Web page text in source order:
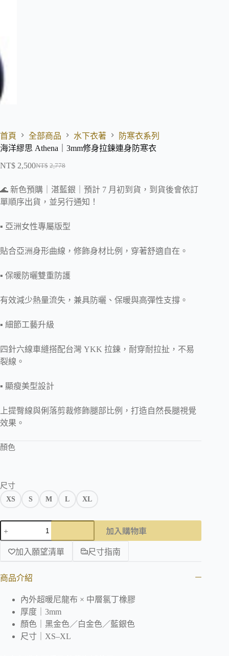
首頁 全部商品 水下衣著
防寒衣系列
海洋繆思 Athena｜3mm修身拉鍊連身防寒衣
NT$ 2,778
NT$ 2,500
🌊 新色預購｜湛藍銀｜ 預計 7 月初到貨， 到貨後會依訂
單順序出貨，並另行通知！
▪ 亞洲女性專屬版型
貼合亞洲身形曲線，修飾身材比例，穿著舒適自在。
▪ 保暖防曬雙重防護
有效減少熱量流失，兼具防曬、保暖與高彈性支撐。
▪ 細節工藝升級
四針六線車縫搭配台灣 YKK 拉鍊，耐穿耐拉扯，不易
裂線。
▪ 顯瘦美型設計
上提臀線與俐落剪裁修飾腿部比例，打造自然長腿視覺
效果。
顏色
尺寸
XS S M L XL
加入購物車
加入願望清單 尺寸指南
商品介紹
內外超暖尼龍布 × 中層氯丁橡膠
厚度｜3mm
顏色｜黑金色／白金色／藍銀色
尺寸｜XS–XL